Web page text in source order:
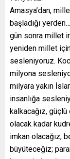
Amasya’dan,
başladığı
gün sonra millet
yeniden millet
sesleniyoruz.
milyona
milyara yakın
insanlığa
kalkacağız,
olacak kadar
imkan olacağız,
büyüteceğiz;